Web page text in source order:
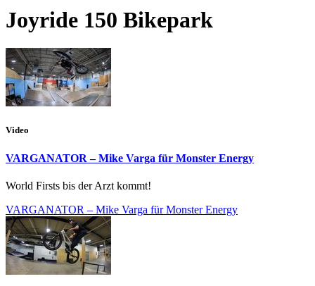
Joyride 150 Bikepark
Video
VARGANATOR – Mike Varga für Monster Energy
World Firsts bis der Arzt kommt!
VARGANATOR – Mike Varga für Monster Energy